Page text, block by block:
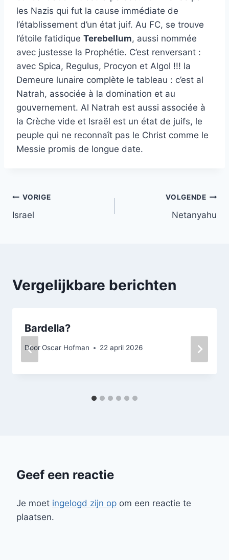
les Nazis qui fut la cause immédiate de
l’établissement d’un état juif. Au FC, se trouve
l’étoile fatidique Terebellum, aussi nommée
avec justesse la Prophétie. C’est renversant :
avec Spica, Regulus, Procyon et Algol !!! la
Demeure lunaire complète le tableau : c’est al
Natrah, associée à la domination et au
gouvernement. Al Natrah est aussi associée à
la Crèche vide et Israël est un état de juifs, le
peuple qui ne reconnaît pas le Christ comme le
Messie promis de longue date.
Bericht
navigatie
VORIGE
Israel
VOLGENDE
Netanyahu
Vergelijkbare berichten
Bardella?
DoorOscar Hofman 22 april 2026
Geef een reactie
Je moet ingelogd zijn op om een reactie te
plaatsen.